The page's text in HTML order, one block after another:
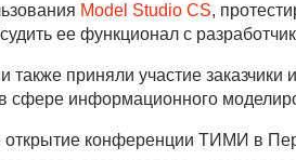
Model Studio CS,
ее функционал с
также приняли участие заказчики
сфере информационного
конференции ТИМИ в